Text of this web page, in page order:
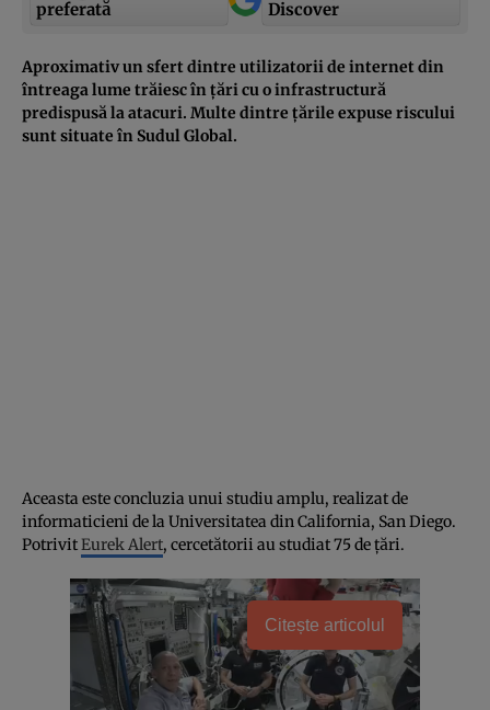
preferată
Discover
Aproximativ un sfert dintre utilizatorii de internet din
întreaga lume trăiesc în țări cu o infrastructură
predispusă la atacuri. Multe dintre țările expuse riscului
sunt situate în Sudul Global.
Aceasta este concluzia unui studiu amplu, realizat de
informaticieni de la Universitatea din California, San Diego.
PotrivitEurek Alert, cercetătorii au studiat 75 de țări.
Citește articolul